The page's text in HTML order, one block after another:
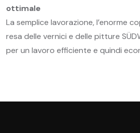
ottimale
La semplice lavorazione, l’enorme
resa delle vernici e delle pitture
per un lavoro efficiente e quindi